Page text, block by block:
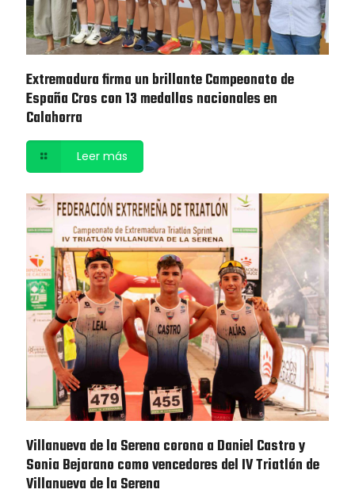
Extremadura firma un brillante Campeonato de
España Cros con 13 medallas nacionales en
Calahorra
Leer más
Villanueva de la Serena corona a Daniel Castro y
Sonia Bejarano como vencedores del IV Triatlón de
Villanueva de la Serena